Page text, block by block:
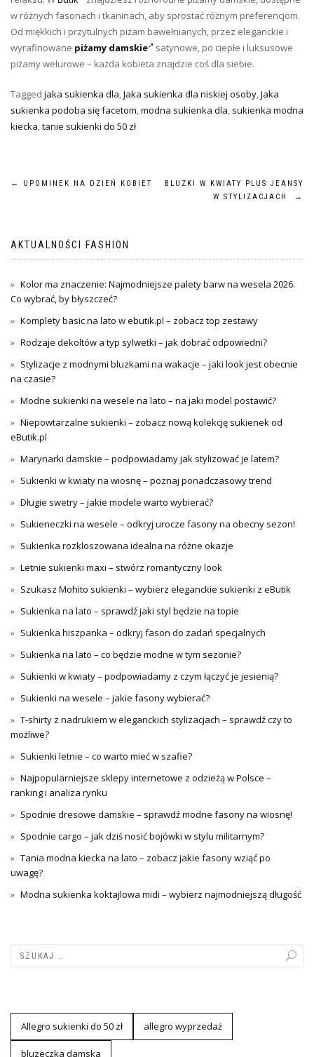
w różnych fasonach i tkaninach, aby sprostać różnym preferencjom.
Od miękkich i przytulnych piżam bawełnianych, przez eleganckie i
wyrafinowane piżamy damskie
satynowe, po ciepłe i luksusowe
piżamy welurowe – każda kobieta znajdzie coś dla siebie.
Tagged jaka sukienka dla,Jaka sukienka dla niskiej osoby,Jaka
sukienka podoba się facetom,modna sukienka dla, sukienka modna
kiecka,tanie sukienki do 50 zł
Nawigacja
← UPOMINEK NA DZIEŃ KOBIET
BLUZKI W KWIATY PLUS JEANSY
W STYLIZACJACH
→
AKTUALNOŚCI FASHION
Kolor ma znaczenie: Najmodniejsze palety barw na wesela 2026.
Co wybrać, by błyszczeć?
Komplety basic na lato w ebutik.pl – zobacz top zestawy
Rodzaje dekoltów a typ sylwetki – jak dobrać odpowiedni?
Stylizacje z modnymi bluzkami na wakacje – jaki look jest obecnie
na czasie?
Modne sukienki na wesele na lato – na jaki model postawić?
Niepowtarzalne sukienki – zobacz nową kolekcję sukienek od
eButik.pl
Marynarki damskie – podpowiadamy jak stylizować je latem?
Sukienki w kwiaty na wiosnę – poznaj ponadczasowy trend
Długie swetry – jakie modele warto wybierać?
Sukieneczki na wesele – odkryj urocze fasony na obecny sezon!
Sukienka rozkloszowana idealna na różne okazje
Letnie sukienki maxi – stwórz romantyczny look
Szukasz Mohito sukienki – wybierz eleganckie sukienki z eButik
Sukienka na lato – sprawdź jaki styl będzie na topie
Sukienka hiszpanka – odkryj fason do zadań specjalnych
Sukienka na lato – co będzie modne w tym sezonie?
Sukienki w kwiaty – podpowiadamy z czym łączyć je jesienią?
Sukienki na wesele – jakie fasony wybierać?
T-shirty z nadrukiem w eleganckich stylizacjach – sprawdź czy to
możliwe?
Sukienki letnie – co warto mieć w szafie?
Najpopularniejsze sklepy internetowe z odzieżą w Polsce –
ranking i analiza rynku
Spodnie dresowe damskie – sprawdź modne fasony na wiosnę!
Spodnie cargo – jak dziś nosić bojówki w stylu militarnym?
Tania modna kiecka na lato – zobacz jakie fasony wziąć po
uwagę?
Modna sukienka koktajlowa midi – wybierz najmodniejszą długość
Allegro sukienki do 50 zł allegro wyprzedaż
bluzeczka damska